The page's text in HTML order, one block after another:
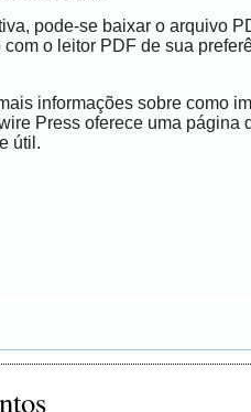
pode-se baixar o arquivo
com o leitor PDF de sua
informações sobre como
Press oferece uma página
útil.